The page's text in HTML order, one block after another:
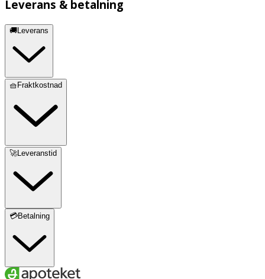
Leverans & betalning
🚚Leverans
🧺Fraktkostnad
🚀Leveranstid
💳Betalning